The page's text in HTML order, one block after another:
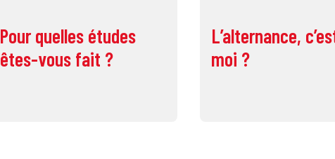
Pour quelles études
êtes-vous fait ?
L’alternance,
moi ?